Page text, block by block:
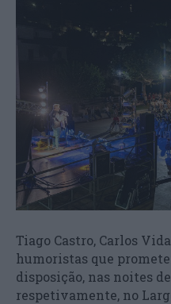
Tiago Castro, Carlos
humoristas que
disposição, nas noites
respetivamente, no